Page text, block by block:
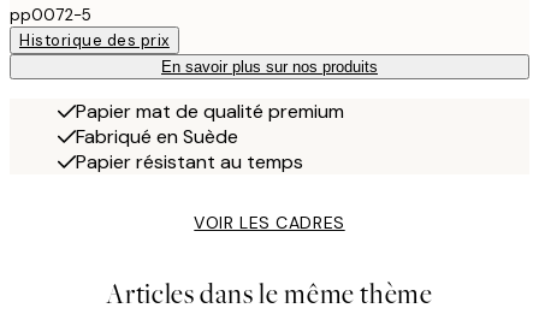
pp0072-5
Historique des prix
En savoir plus sur nos produits
Papier mat de qualité premium
Fabriqué en Suède
Papier résistant au temps
VOIR LES CADRES
Articles dans le même thème